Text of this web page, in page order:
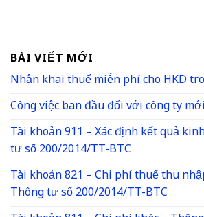
BÀI VIẾT MỚI
Nhận khai thuế miễn phí cho HKD
Công việc ban đầu đối với công ty
Tài khoản 911 – Xác định kết quả
tư số 200/2014/TT-BTC
Tài khoản 821 – Chi phí thuế thu
Thông tư số 200/2014/TT-BTC